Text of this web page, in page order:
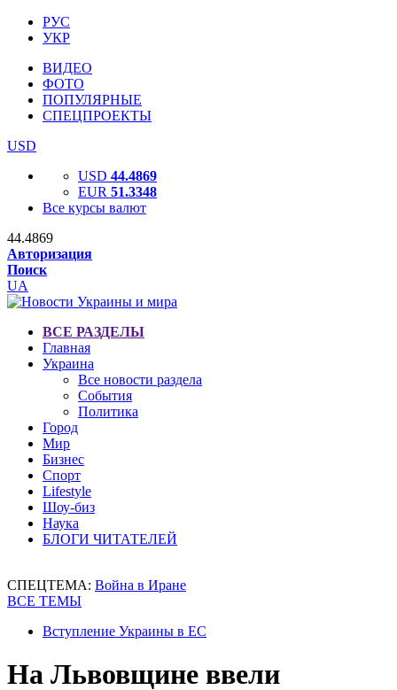
РУС
УКР
ВИДЕО
ФОТО
ПОПУЛЯРНЫЕ
СПЕЦПРОЕКТЫ
USD
USD 44.4869
EUR 51.3348
Все курсы валют
44.4869
Авторизация
Поиск
UA
ВСЕ РАЗДЕЛЫ
Главная
Украина
Все новости раздела
События
Политика
Город
Мир
Бизнес
Спорт
Lifestyle
Шоу-биз
Наука
БЛОГИ ЧИТАТЕЛЕЙ
СПЕЦТЕМА: Война в Иране
ВСЕ ТЕМЫ
Вступление Украины в ЕС
На Львовщине ввели